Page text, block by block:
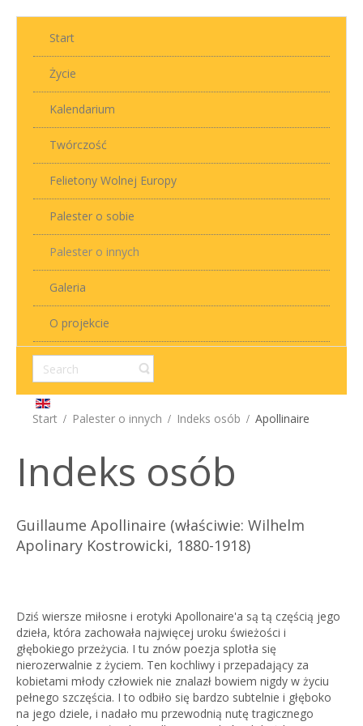
Start
Życie
Kalendarium
Twórczość
Felietony Wolnej Europy
Palester o sobie
Palester o innych
Galeria
O projekcie
Start Palester o innych Indeks osób Apollinaire
Indeks osób
Guillaume Apollinaire (właściwie: Wilhelm
Apolinary Kostrowicki, 1880-1918)
Dziś wiersze miłosne i erotyki Apollonaire'a są tą częścią jego
dzieła, która zachowała najwięcej uroku świeżości i
głębokiego przeżycia. I tu znów poezja splotła się
nierozerwalnie z życiem. Ten kochliwy i przepadający za
kobietami młody człowiek nie znalazł bowiem nigdy w życiu
pełnego szczęścia. I to odbiło się bardzo subtelnie i głęboko
na jego dziele, i nadało mu przewodnią nutę tragicznego